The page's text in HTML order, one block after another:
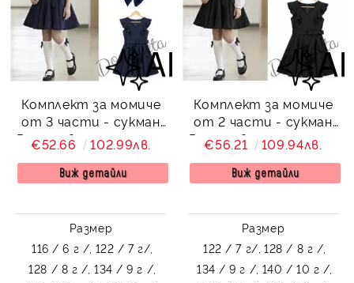
Комплект за момиче
от 3 части - сукман
Радина в тъмносиньо
, бяла риза с къс ръкав
и панделка за врат в
€52.66 102.99лв.
Виж детайли
Размер
116 / 6 г /, 122 / 7 г/,
128 / 8 г /, 134 / 9 г /,
Комплект за момиче
от 2 части - сукман
Радина в черно и риза
Contrast в бяло с дълъг
ръкав
€56.21 109.94лв.
Виж детайли
Размер
122 / 7 г/, 128 / 8 г /,
134 / 9 г /, 140 / 10 г /,